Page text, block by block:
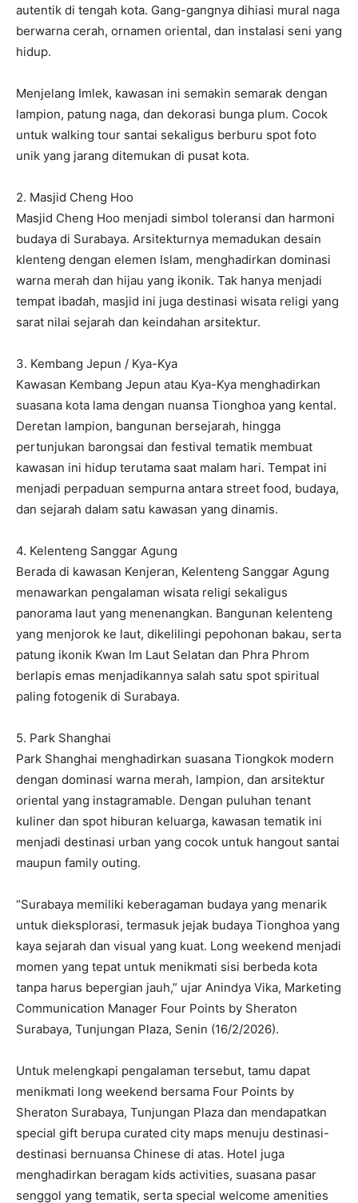
autentik di tengah kota. Gang-gangnya dihiasi mural naga
berwarna cerah, ornamen oriental, dan instalasi seni yang
hidup.
Menjelang Imlek, kawasan ini semakin semarak dengan
lampion, patung naga, dan dekorasi bunga plum. Cocok
untuk walking tour santai sekaligus berburu spot foto
unik yang jarang ditemukan di pusat kota.
2. Masjid Cheng Hoo
Masjid Cheng Hoo menjadi simbol toleransi dan harmoni
budaya di Surabaya. Arsitekturnya memadukan desain
klenteng dengan elemen Islam, menghadirkan dominasi
warna merah dan hijau yang ikonik. Tak hanya menjadi
tempat ibadah, masjid ini juga destinasi wisata religi yang
sarat nilai sejarah dan keindahan arsitektur.
3. Kembang Jepun / Kya-Kya
Kawasan Kembang Jepun atau Kya-Kya menghadirkan
suasana kota lama dengan nuansa Tionghoa yang kental.
Deretan lampion, bangunan bersejarah, hingga
pertunjukan barongsai dan festival tematik membuat
kawasan ini hidup terutama saat malam hari. Tempat ini
menjadi perpaduan sempurna antara street food, budaya,
dan sejarah dalam satu kawasan yang dinamis.
4. Kelenteng Sanggar Agung
Berada di kawasan Kenjeran, Kelenteng Sanggar Agung
menawarkan pengalaman wisata religi sekaligus
panorama laut yang menenangkan. Bangunan kelenteng
yang menjorok ke laut, dikelilingi pepohonan bakau, serta
patung ikonik Kwan Im Laut Selatan dan Phra Phrom
berlapis emas menjadikannya salah satu spot spiritual
paling fotogenik di Surabaya.
5. Park Shanghai
Park Shanghai menghadirkan suasana Tiongkok modern
dengan dominasi warna merah, lampion, dan arsitektur
oriental yang instagramable. Dengan puluhan tenant
kuliner dan spot hiburan keluarga, kawasan tematik ini
menjadi destinasi urban yang cocok untuk hangout santai
maupun family outing.
“Surabaya memiliki keberagaman budaya yang menarik
untuk dieksplorasi, termasuk jejak budaya Tionghoa yang
kaya sejarah dan visual yang kuat. Long weekend menjadi
momen yang tepat untuk menikmati sisi berbeda kota
tanpa harus bepergian jauh,” ujar Anindya Vika, Marketing
Communication Manager Four Points by Sheraton
Surabaya, Tunjungan Plaza, Senin (16/2/2026).
Untuk melengkapi pengalaman tersebut, tamu dapat
menikmati long weekend bersama Four Points by
Sheraton Surabaya, Tunjungan Plaza dan mendapatkan
special gift berupa curated city maps menuju destinasi-
destinasi bernuansa Chinese di atas. Hotel juga
menghadirkan beragam kids activities, suasana pasar
senggol yang tematik, serta special welcome amenities